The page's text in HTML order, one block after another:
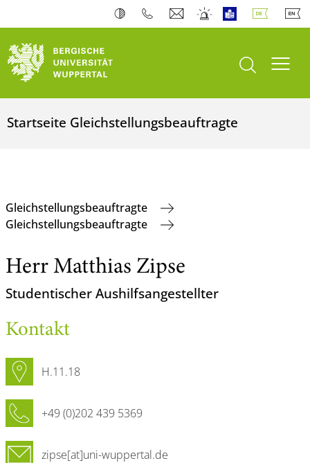
Suche öffnen
Startseite Gleichstellungsbeauftragte
Gleichstellungsbeauftragte
Gleichstellungsbeauftragte
Herr Matthias Zipse
Studentischer Aushilfsangestellter
Kontakt
H.11.18
+49 (0)202 439 5369
zipse[at]uni-wuppertal.de